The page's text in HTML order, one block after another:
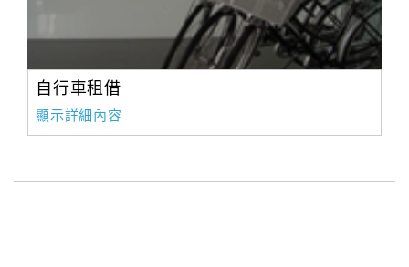
自行車租借
顯示詳細內容